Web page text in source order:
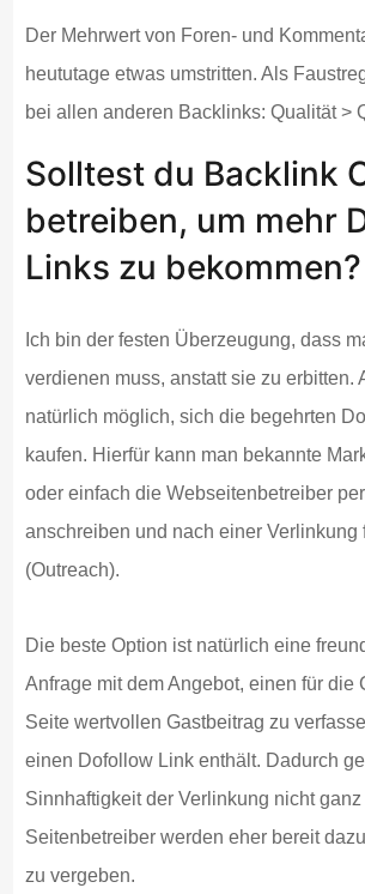
Der Mehrwert von Foren- und
heututage etwas umstritten. Als
bei allen anderen Backlinks: Qualität >
Solltest du Backlink
betreiben, um mehr
Links zu bekommen?
Ich bin der festen Überzeugung, dass
verdienen muss, anstatt sie zu erbitten.
natürlich möglich, sich die begehrten
kaufen. Hierfür kann man bekannte
oder einfach die Webseitenbetreiber
anschreiben und nach einer Verlinkung
(Outreach).
Die beste Option ist natürlich eine
Anfrage mit dem Angebot, einen für die
Seite wertvollen Gastbeitrag zu
einen Dofollow Link enthält. Dadurch
Sinnhaftigkeit der Verlinkung nicht
Seitenbetreiber werden eher bereit
zu vergeben.